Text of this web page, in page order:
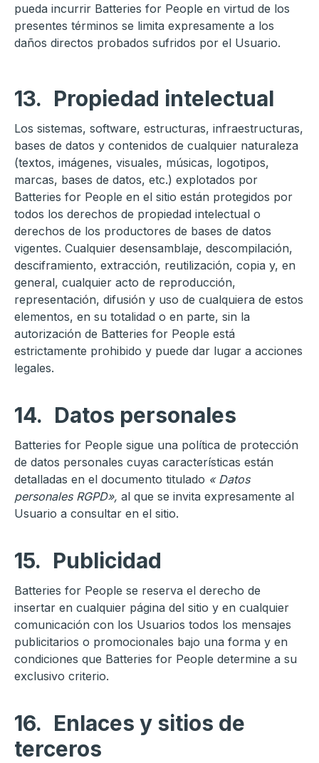
pueda incurrir Batteries for People en virtud de los
presentes términos se limita expresamente a los
daños directos probados sufridos por el Usuario.
13. Propiedad intelectual
Los sistemas, software, estructuras, infraestructuras,
bases de datos y contenidos de cualquier naturaleza
(textos, imágenes, visuales, músicas, logotipos,
marcas, bases de datos, etc.) explotados por
Batteries for People en el sitio están protegidos por
todos los derechos de propiedad intelectual o
derechos de los productores de bases de datos
vigentes. Cualquier desensamblaje, descompilación,
desciframiento, extracción, reutilización, copia y, en
general, cualquier acto de reproducción,
representación, difusión y uso de cualquiera de estos
elementos, en su totalidad o en parte, sin la
autorización de Batteries for People está
estrictamente prohibido y puede dar lugar a acciones
legales.
14. Datos personales
Batteries for People sigue una política de protección
de datos personales cuyas características están
detalladas en el documento titulado « Datos
personales RGPD», al que se invita expresamente al
Usuario a consultar en el sitio.
15. Publicidad
Batteries for People se reserva el derecho de
insertar en cualquier página del sitio y en cualquier
comunicación con los Usuarios todos los mensajes
publicitarios o promocionales bajo una forma y en
condiciones que Batteries for People determine a su
exclusivo criterio.
16. Enlaces y sitios de
terceros